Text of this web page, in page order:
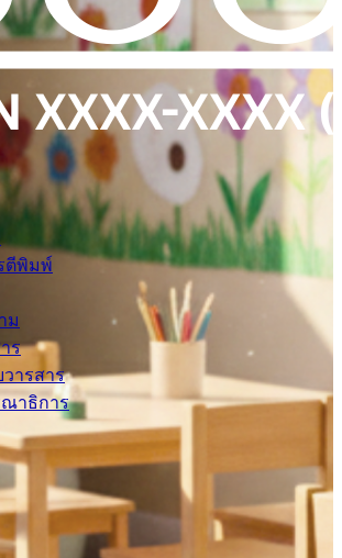
ตีพิมพ์
ม
ร
วารสาร
าธิการ